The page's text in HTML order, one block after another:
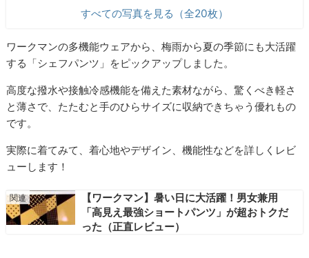
すべての写真を見る（全20枚）
ワークマンの多機能ウェアから、梅雨から夏の季節にも大活躍
する「シェフパンツ」をピックアップしました。
高度な撥水や接触冷感機能を備えた素材ながら、驚くべき軽さ
と薄さで、たたむと手のひらサイズに収納できちゃう優れもの
です。
実際に着てみて、着心地やデザイン、機能性などを詳しくレビ
ューします！
【ワークマン】暑い日に大活躍！男女兼用
「高見え最強ショートパンツ」が超おトクだ
った（正直レビュー）